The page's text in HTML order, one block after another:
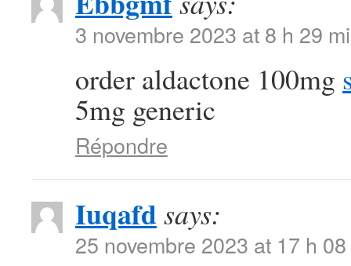
3 novembre 2023 at 8 h 29
order aldactone 100mg
5mg generic
Répondre
Iuqafdsays:
25 novembre 2023 at 17 h